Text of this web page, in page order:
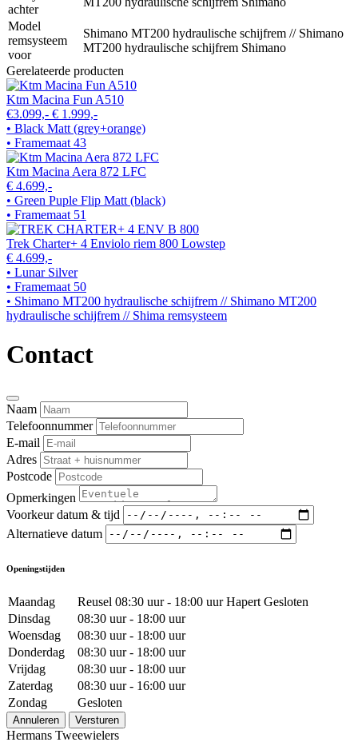
achter
Model
remsysteem
voor
Shimano MT200 hydraulische schijfrem // Shimano
MT200 hydraulische schijfrem Shimano
Gerelateerde producten
Ktm Macina Fun A510
€3.099,- € 1.999,-
• Black Matt (grey+orange)
• Framemaat 43
Ktm Macina Aera 872 LFC
€ 4.699,-
• Green Puple Flip Matt (black)
• Framemaat 51
Trek Charter+ 4 Enviolo riem 800 Lowstep
€ 4.699,-
• Lunar Silver
• Framemaat 50
• Shimano MT200 hydraulische schijfrem // Shimano MT200
hydraulische schijfrem // Shima remsysteem
Contact
Naam
Telefoonnummer
E-mail
Adres
Postcode
Opmerkingen
Voorkeur datum & tijd
Alternatieve datum
Openingstijden
Maandag
Reusel 08:30 uur - 18:00 uur Hapert Gesloten
Dinsdag
08:30 uur - 18:00 uur
Woensdag
08:30 uur - 18:00 uur
Donderdag
08:30 uur - 18:00 uur
Vrijdag
08:30 uur - 18:00 uur
Zaterdag
08:30 uur - 16:00 uur
Zondag
Gesloten
Annuleren Versturen
Hermans Tweewielers